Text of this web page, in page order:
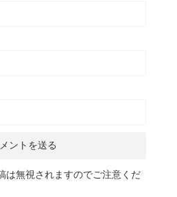
は無視されますのでご注意くだ